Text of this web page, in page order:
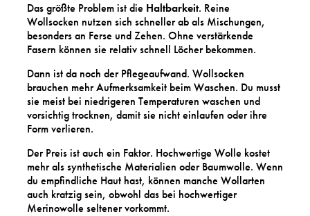
Das größte Problem ist die Haltbarkeit. Reine
Wollsocken nutzen sich schneller ab als Mischungen,
besonders an Ferse und Zehen. Ohne verstärkende
Fasern können sie relativ schnell Löcher bekommen.
Dann ist da noch der Pflegeaufwand. Wollsocken
brauchen mehr Aufmerksamkeit beim Waschen. Du musst
sie meist bei niedrigeren Temperaturen waschen und
vorsichtig trocknen, damit sie nicht einlaufen oder ihre
Form verlieren.
Der Preis ist auch ein Faktor. Hochwertige Wolle kostet
mehr als synthetische Materialien oder Baumwolle. Wenn
du empfindliche Haut hast, können manche Wollarten
auch kratzig sein, obwohl das bei hochwertiger
Merinowolle seltener vorkommt.